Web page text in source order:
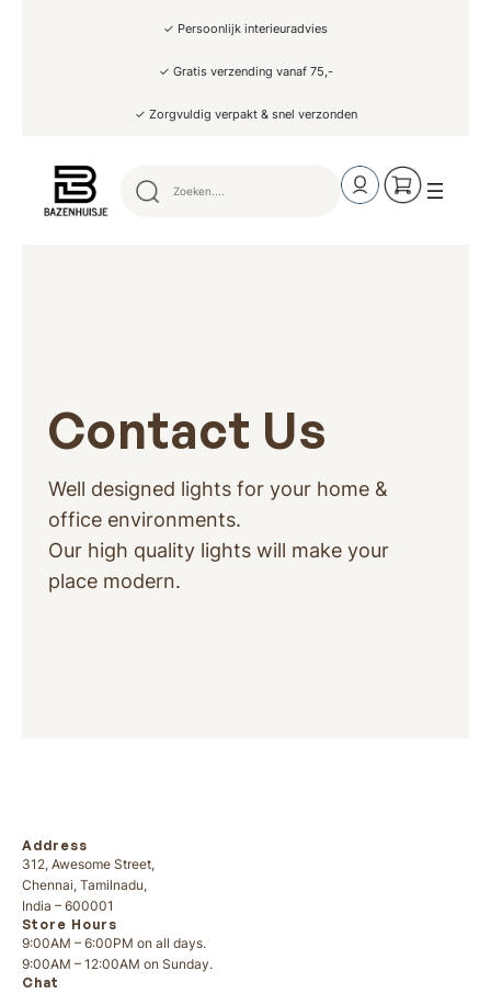
✓ Persoonlijk interieuradvies
✓ Gratis verzending vanaf 75,-
✓ Zorgvuldig verpakt & snel verzonden
Contact Us
Well designed lights for your home &
office environments.
Our high quality lights will make your
place modern.
Address
312, Awesome Street,
Chennai, Tamilnadu,
India – 600001
Store Hours
9:00AM – 6:00PM on all days.
9:00AM – 12:00AM on Sunday.
Chat